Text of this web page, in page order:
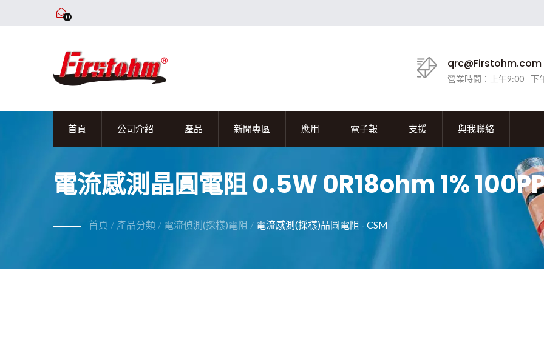
0
qrc@Firstohm.com
營業時間：上午9:00 –下
首頁 公司介紹 產品 新聞專區 應用 電子報 支援 與我聯絡
電流感測晶圓電阻 0.5W 0R18ohm 1%
首頁 / 產品分類 / 電流偵測(採樣)電阻 / 電流感測(採樣)晶圓電阻 - CSM